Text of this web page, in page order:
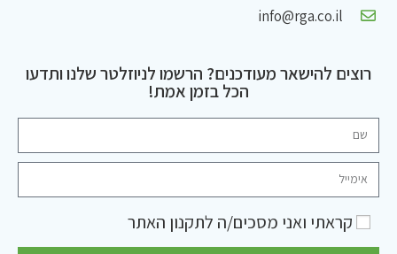
info@rga.co.il
רוצים להישאר מעודכנים? הרשמו לניוזלטר שלנו ותדעו
הכל בזמן אמת!
קראתי ואני מסכים/ה לתקנון האתר